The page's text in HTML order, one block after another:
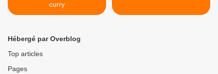
curry
Hébergé par Overblog
Top articles
Pages